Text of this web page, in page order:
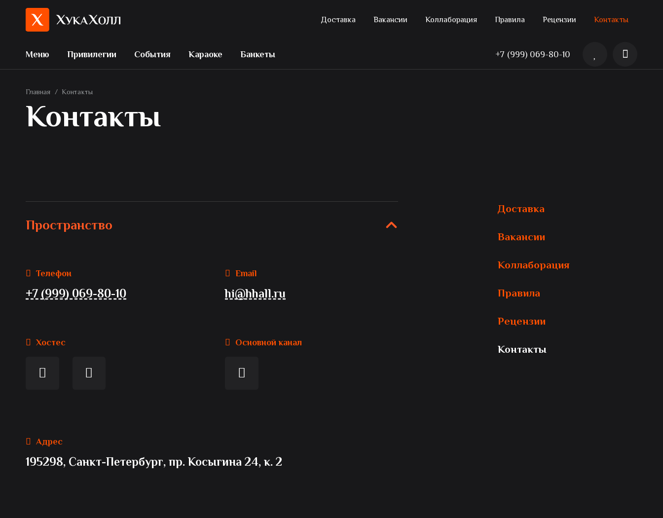
Доставка Вакансии Коллаборация Правила Рецензии Контакты
Меню Привилегии События Караоке Банкеты +7 (999) 069-80-10
Главная / Контакты
Контакты
Пространство
Телефон
+7 (999) 069-80-10
Email
hi@hhall.ru
Хостес Основной канал
Адрес
195298, Санкт-Петербург, пр. Косыгина 24, к. 2
Доставка
Вакансии
Коллаборация
Правила
Рецензии
Контакты